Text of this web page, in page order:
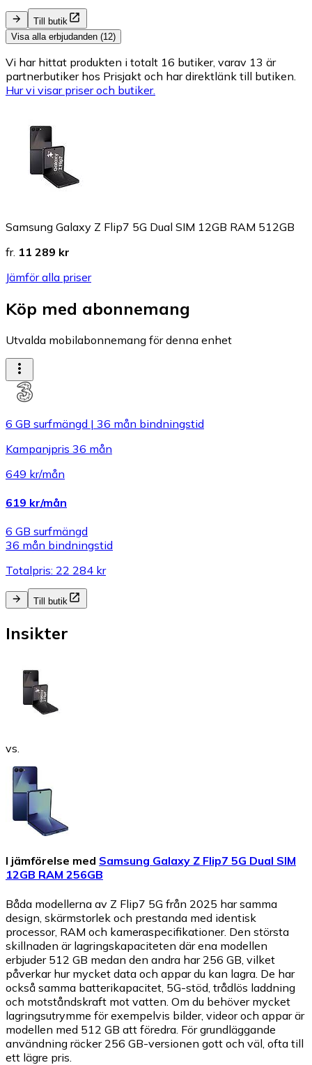
Till butik
Visa alla erbjudanden (12)
Vi har hittat produkten i totalt 16 butiker, varav 13 är
partnerbutiker hos Prisjakt och har direktlänk till butiken.
Hur vi visar priser och butiker.
Samsung Galaxy Z Flip7 5G Dual SIM 12GB RAM 512GB
fr. 11 289 kr
Jämför alla priser
Köp med abonnemang
Utvalda mobilabonnemang för denna enhet
6 GB surfmängd | 36 mån bindningstid
Kampanjpris 36 mån
649 kr/mån
619 kr/mån
6 GB surfmängd
36 mån bindningstid
Totalpris: 22 284 kr
Till butik
Insikter
vs.
I jämförelse med Samsung Galaxy Z Flip7 5G Dual SIM
12GB RAM 256GB
Båda modellerna av Z Flip7 5G från 2025 har samma
design, skärmstorlek och prestanda med identisk
processor, RAM och kameraspecifikationer. Den största
skillnaden är lagringskapaciteten där ena modellen
erbjuder 512 GB medan den andra har 256 GB, vilket
påverkar hur mycket data och appar du kan lagra. De har
också samma batterikapacitet, 5G-stöd, trådlös laddning
och motståndskraft mot vatten. Om du behöver mycket
lagringsutrymme för exempelvis bilder, videor och appar är
modellen med 512 GB att föredra. För grundläggande
användning räcker 256 GB-versionen gott och väl, ofta till
ett lägre pris.